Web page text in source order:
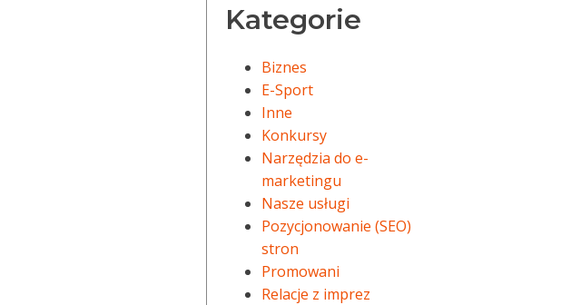
Kategorie
Biznes
E-Sport
Inne
Konkursy
Narzędzia do e-
marketingu
Nasze usługi
Pozycjonowanie (SEO)
stron
Promowani
Relacje z imprez